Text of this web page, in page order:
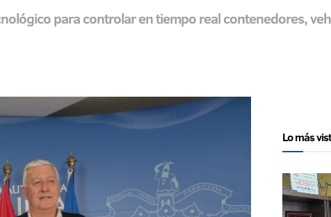
para controlar en tiempo real contenedores,
Lo más